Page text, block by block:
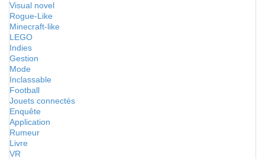
Visual novel
Rogue-Like
Minecraft-like
LEGO
Indies
Gestion
Mode
Inclassable
Football
Jouets connectés
Enquête
Application
Rumeur
Livre
VR